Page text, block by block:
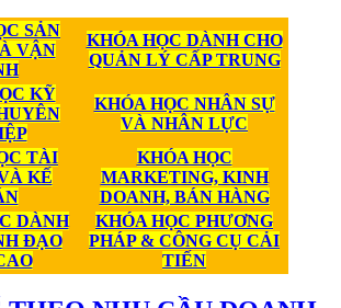
SẢN
VẬN
KHÓA HỌC DÀNH CHO
QUẢN LÝ CẤP TRUNG
KỸ
KHÓA HỌC NHÂN SỰ
VÀ NHÂN LỰC
TÀI
KẾ
KHÓA HỌC
MARKETING, KINH
DOANH, BÁN HÀNG
DÀNH
ĐẠO
KHÓA HỌC PHƯƠNG
PHÁP & CÔNG CỤ CẢI
TIẾN